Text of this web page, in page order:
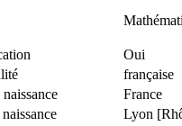
Oui
française
France
Lyon